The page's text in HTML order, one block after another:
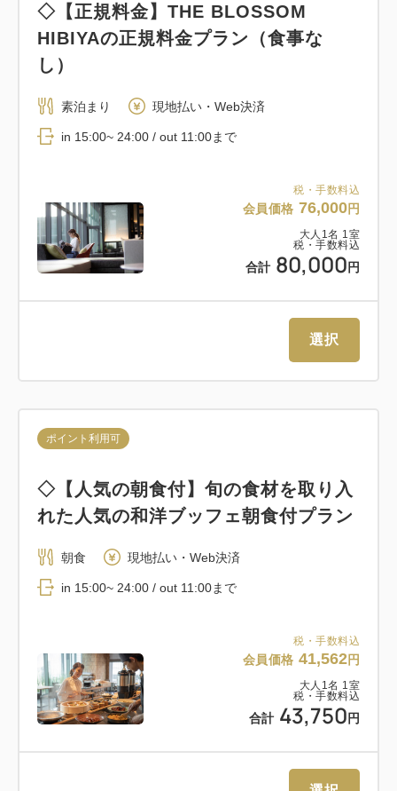
税・手数料込
会員価格 76,000円
大人 1 名 1 室
税・手数料込
合計 80,000 円
◇【正規料金】THE BLOSSOM
HIBIYAの正規料金プラン（食事な
し）
素泊まり 現地払い・Web決済
in 15:00~ 24:00 / out 11:00まで
選択
税・手数料込
会員価格 41,562円
大人 1 名 1 室
税・手数料込
合計 43,750 円
ポイント利用可
◇【人気の朝食付】旬の食材を取り入
れた人気の和洋ブッフェ朝食付プラン
朝食 現地払い・Web決済
in 15:00~ 24:00 / out 11:00まで